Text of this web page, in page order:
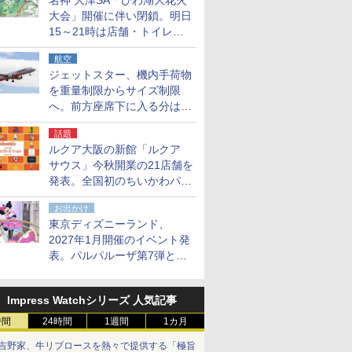
大会」開催に伴い閉鎖。明日
15～21時は店舗・トイレ・
駐車場の利用不可
航空
ジェットスター、機内手荷物
を重量制限からサイズ制限
へ。前方座席下に入る分はす
べての運賃で無料に
話題
ルクア大阪の新館「ルクア
サウス」今秋開業の21店舗を
発表。全国初のちいかわパー
クストア/サンリオ新業態1号
店など
お出かけ
東京ディズニーランド、
2027年1月開催のイベント発
表。パルパルーザ第7弾とし
ド」を再演
Impress Watchシリーズ 人気記事
24時間 1週間 1カ月
野家、牛リブロースを熱々で提供する「極旨